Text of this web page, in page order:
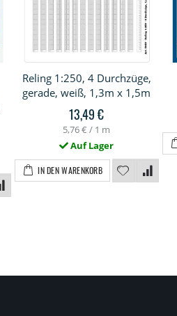
Reling 1:250, 4 Durchzüge,
gerade, weiß, 1,3m x 1,5m
13,49 €
5,76 € / 1 m
Auf Lager
IN DEN WARENKORB